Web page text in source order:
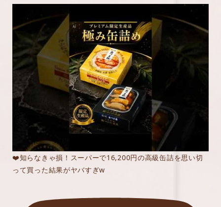
❤️知らなきゃ損！スーパーで16,200円の高級缶詰を思い切
って買った結果がヤバすぎw